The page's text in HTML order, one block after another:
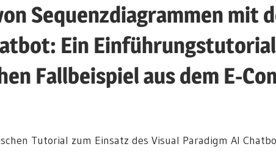
Sequenzdiagrammen mit
Ein
Fallbeispiel aus dem E-
Tutorial zum Einsatz des Visual Paradigm AI